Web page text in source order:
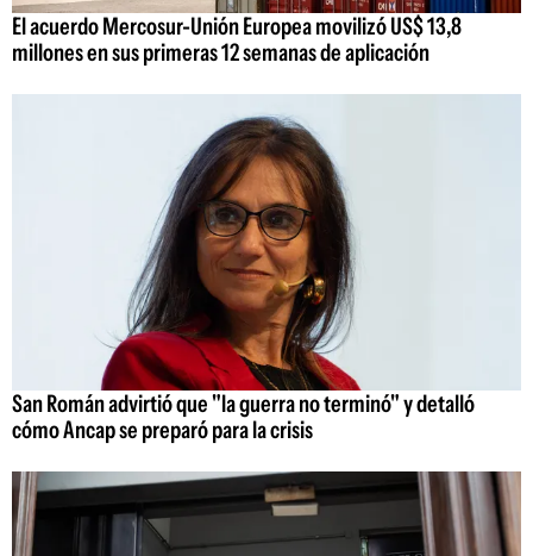
El acuerdo Mercosur-Unión Europea movilizó US$ 13,8
millones en sus primeras 12 semanas de aplicación
San Román advirtió que "la guerra no terminó" y detalló
cómo Ancap se preparó para la crisis